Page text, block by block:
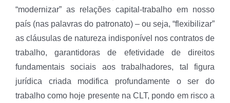
“modernizar” as relações capital-trabalho em nosso
país (nas palavras do patronato) – ou seja, “flexibilizar”
as cláusulas de natureza indisponível nos contratos de
trabalho, garantidoras de efetividade de direitos
fundamentais sociais aos trabalhadores, tal figura
jurídica criada modifica profundamente o ser do
trabalho como hoje presente na CLT, pondo em risco a